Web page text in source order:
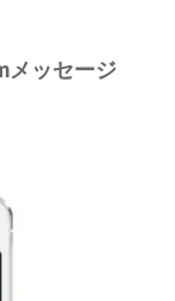
メッセージ